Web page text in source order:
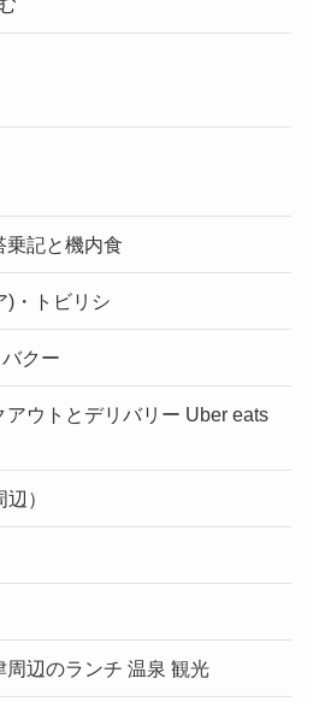
乗記と機内食
)・トビリシ
クー
ウトとデリバリー Uber eats
）
辺のランチ 温泉 観光